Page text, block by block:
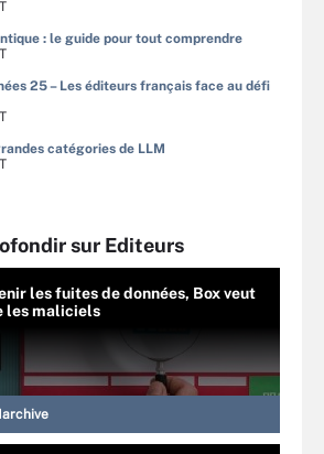
: le guide pour tout comprendre
25 – Les éditeurs français face au défi
catégories de LLM
sur Editeurs
les fuites de données, Box veut
les maliciels